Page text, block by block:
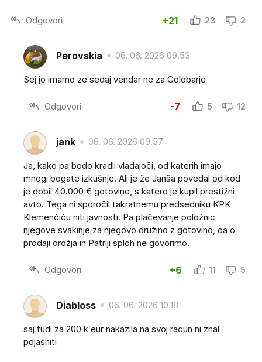
Odgovori +21 23 2
Perovskia 06. 06. 2026 09.53
Sej jo imamo ze sedaj vendar ne za Golobarje
Odgovori -7 5 12
jank 06. 06. 2026 09.57
Ja, kako pa bodo kradli vladajoči, od katerih imajo
mnogi bogate izkušnje. Ali je že Janša povedal od kod
je dobil 40.000 € gotovine, s katero je kupil prestižni
avto. Tega ni sporočil takratnemu predsedniku KPK
Klemenčiču niti javnosti. Pa plačevanje položnic
njegove svakinje za njegovo družino z gotovino, da o
prodaji orožja in Patriji sploh ne govorimo.
Odgovori +6 11 5
Diabloss 06. 06. 2026 10.18
saj tudi za 200 k eur nakazila na svoj racun ni znal
pojasniti